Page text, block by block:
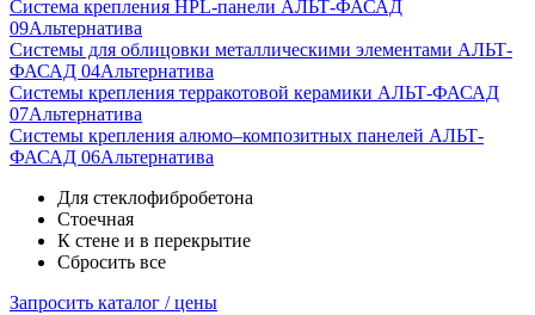
Система крепления HPL-панели АЛЬТ-ФАСАД
09Альтернатива
Системы для облицовки металлическими элементами АЛЬТ-
ФАСАД 04Альтернатива
Системы крепления терракотовой керамики АЛЬТ-ФАСАД
07Альтернатива
Cистемы крепления алюмо–композитных панелей АЛЬТ-
ФАСАД 06Альтернатива
Для стеклофибробетона
Стоечная
К стене и в перекрытие
Сбросить все
Запросить каталог / цены